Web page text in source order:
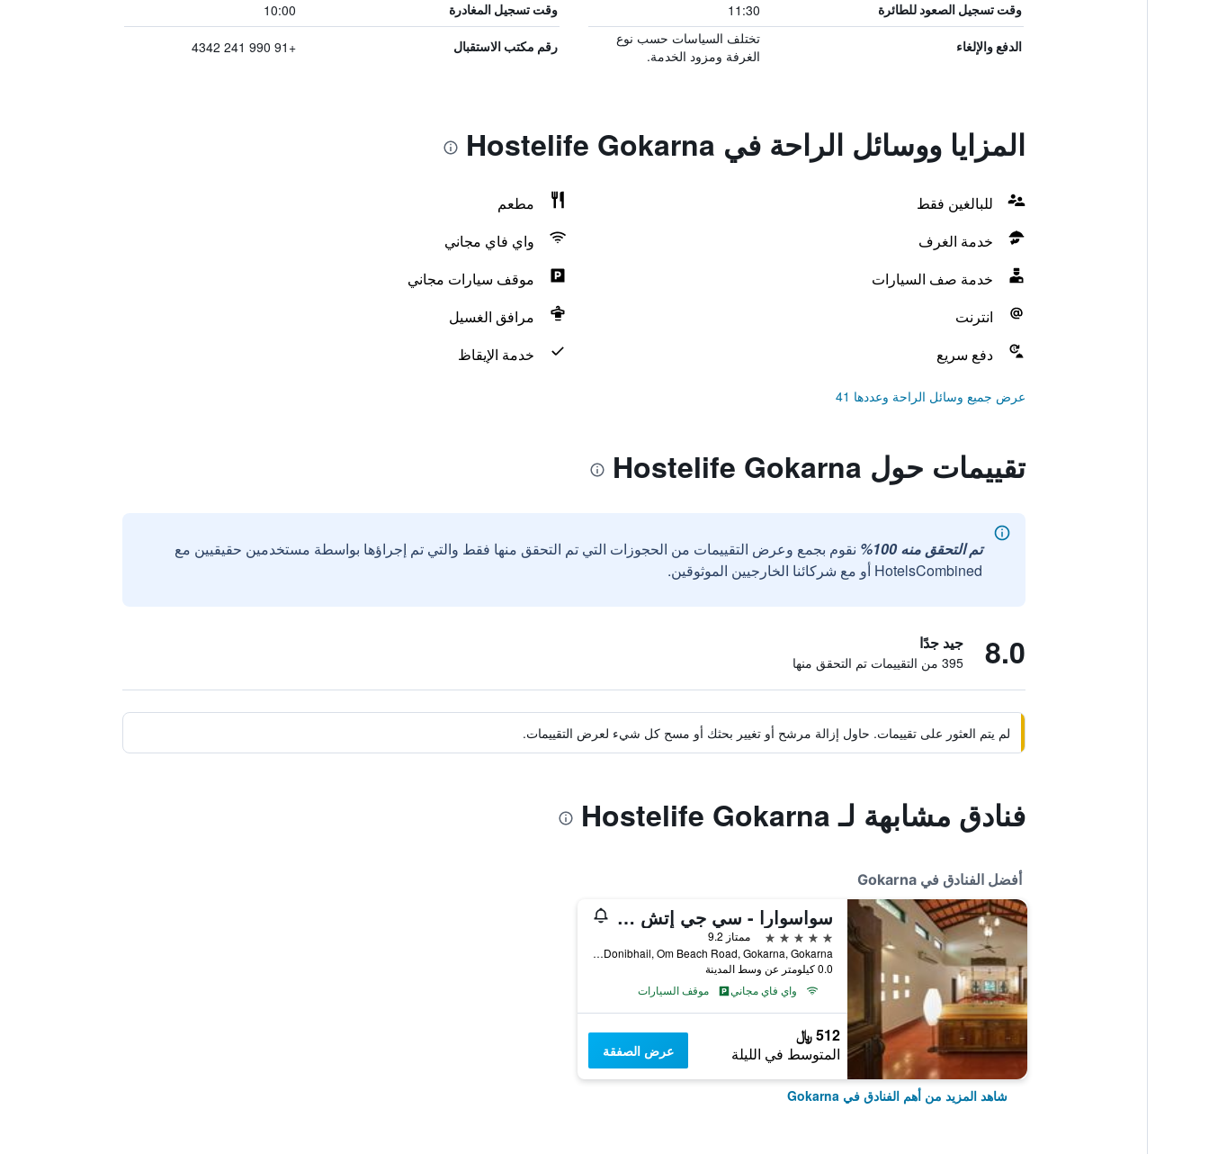
وقت تسجيل الصعود للطائرة 11:30 وقت تسجيل المغادرة 10:00
الدفع والإلغاء
تختلف السياسات حسب نوع
الغرفة ومزود الخدمة.
رقم مكتب الاستقبال +91 990 241 4342
المزايا ووسائل الراحة في Hostelife Gokarna
للبالغين فقط
مطعم
خدمة الغرف
واي فاي مجاني
خدمة صف السيارات
موقف سيارات مجاني
انترنت
مرافق الغسيل
دفع سريع
خدمة الإيقاظ
عرض جميع وسائل الراحة وعددها 41
تقييمات حول Hostelife Gokarna
تم التحقق منه 100%
نقوم بجمع وعرض التقييمات من الحجوزات التي تم التحقق منها فقط والتي تم إجراؤها بواسطة مستخدمين حقيقيين مع
HotelsCombined أو مع شركائنا الخارجيين الموثوقين.
8.0 جيد جدًا
395 من التقييمات تم التحقق منها
لم يتم العثور على تقييمات. حاول إزالة مرشح أو تغيير بحثك أو مسح كل شيء لعرض التقييمات.
فنادق مشابهة لـ Hostelife Gokarna
أفضل الفنادق في Gokarna
سواسوارا - سي جي إتش إيرث
5 نجوم
ممتاز 9.2
Donibhail, Om Beach Road, Gokarna, Gokarna, الهند
0.0 كيلومتر عن وسط المدينة
واي فاي مجاني
موقف السيارات
512 ﷼
المتوسط في الليلة عرض الصفقة
شاهد المزيد من أهم الفنادق في Gokarna